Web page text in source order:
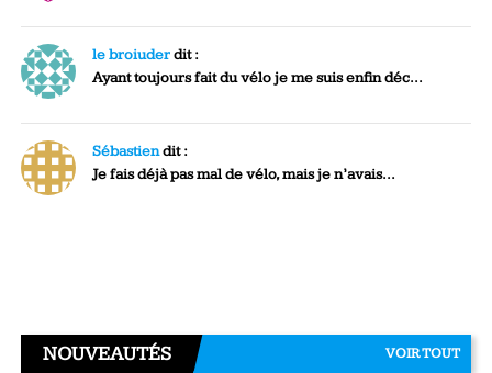
le broiuderdit :
Ayant toujours fait du vélo je me suis enfin déc...
Sébastiendit :
Je fais déjà pas mal de vélo, mais je n’avais...
NOUVEAUTÉS VOIR TOUT